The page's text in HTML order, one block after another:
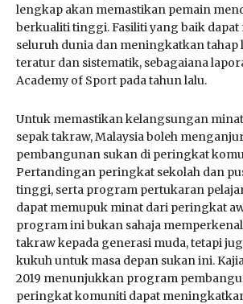
lengkap akan memastikan pemain
berkualiti tinggi. Fasiliti yang baik
seluruh dunia dan meningkatkan tahap
teratur dan sistematik, sebagaiana
Academy of Sport pada tahun lalu.
Untuk memastikan kelangsungan
sepak takraw, Malaysia boleh
pembangunan sukan di peringkat
Pertandingan peringkat sekolah dan
tinggi, serta program pertukaran
dapat memupuk minat dari peringkat
program ini bukan sahaja
takraw kepada generasi muda, tetapi
kukuh untuk masa depan sukan ini.
2019 menunjukkan program
peringkat komuniti dapat